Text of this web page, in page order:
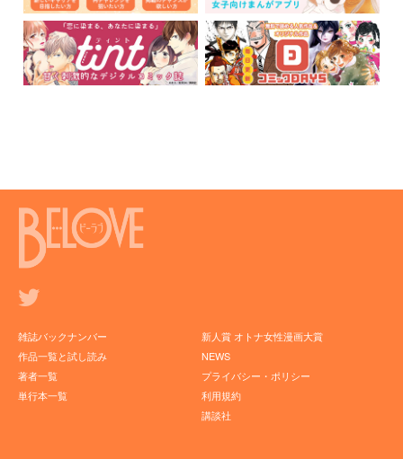
雑誌バックナンバー
作品一覧と試し読み
著者一覧
単行本一覧
新人賞 オトナ女性漫画大賞
NEWS
プライバシー・ポリシー
利用規約
講談社